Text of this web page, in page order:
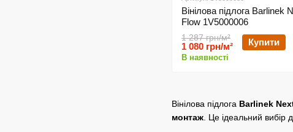
Вінілова підлога Barlinek
монтаж . Це ідеальний
Вінілова підлога Barlinek
Flow 1V5000006
1 287 грн/м²
1 080 грн/м² Купити
В наявності